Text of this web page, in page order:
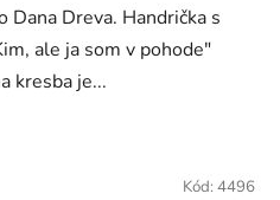
Dana Dreva. Handrička s
ale ja som v pohode"
kresba je...
Kód: 4496